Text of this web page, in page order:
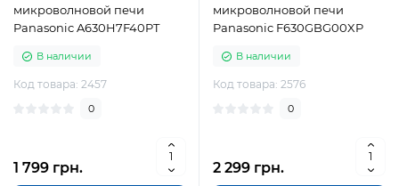
микроволновой печи
Panasonic A630H7F40PT
В наличии
Код товара: 2457
0
1 799 грн.
микроволновой печи
Panasonic F630GBG00XP
В наличии
Код товара: 2576
0
2 299 грн.